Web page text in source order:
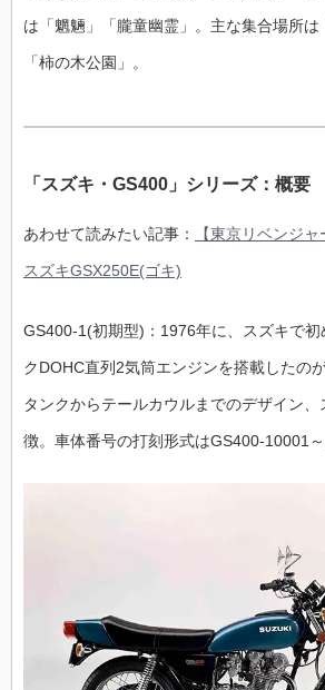
は「魍魎」「朧童幽霊」。主な集合場所は
「柿の木公園」。
「スズキ・GS400」シリーズ：概要
あわせて読みたい記事： 【東京リベンジ
スズキGSX250E(ゴキ)
GS400-1(初期型)：1976年に、スズキで
クDOHC直列2気筒エンジンを搭載したの
タンクからテールカウルまでのデザイン
徴。車体番号の打刻形式はGS400-10001～